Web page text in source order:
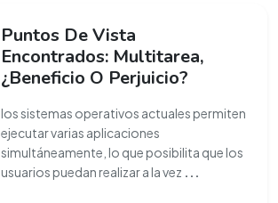
Puntos De Vista
Encontrados: Multitarea,
¿Beneficio O Perjuicio?
los sistemas operativos actuales permiten
ejecutar varias aplicaciones
simultáneamente, lo que posibilita que los
usuarios puedan realizar a la vez ...